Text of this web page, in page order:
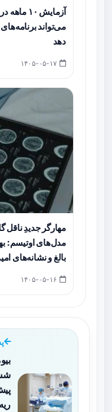
آزمایش
می‌تواند
دهد
مدل‌های اوتیسم:
بالغ و نشانه‌های